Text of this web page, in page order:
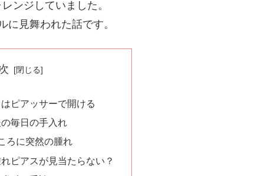
ンジしていました。
見舞われた話です。
ピアッサーで開ける
毎日の手入れ
ろに突然の腫れ
ピアスが見当たらない？